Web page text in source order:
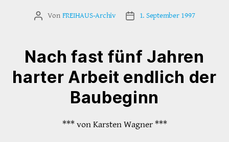
Beitragsautor
Von FREIHAUS-Archiv Veröffentlichungsdatum
1. September 1997
Nach fast fünf Jahren
harter Arbeit endlich der
Baubeginn
*** von Karsten Wagner ***